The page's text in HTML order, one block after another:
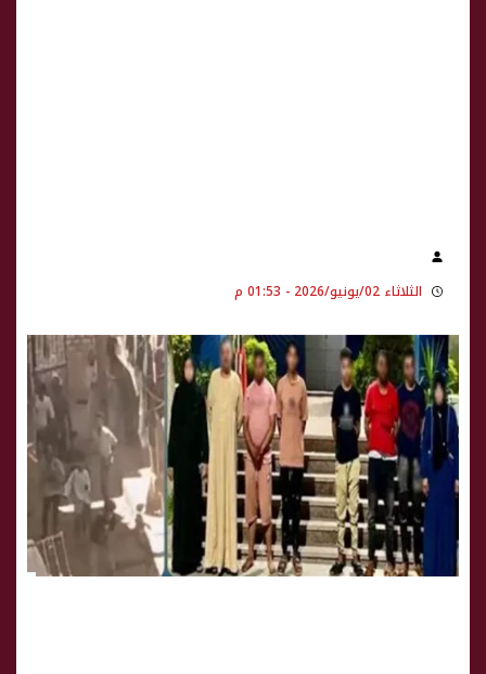
الثلاثاء 02/يونيو/2026 - 01:53 م